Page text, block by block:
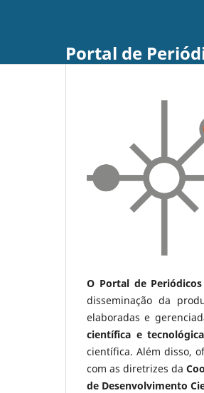
Portal de
O Portal de
disseminação da
elaboradas e
científica e tecnológica
científica. Além disso,
com as diretrizes da
de Desenvolvimento